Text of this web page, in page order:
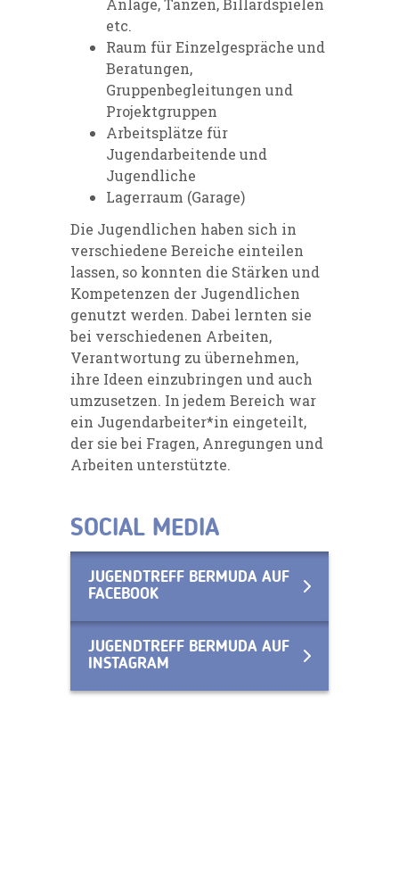
etc.
Raum für Einzelgespräche und
Beratungen,
Gruppenbegleitungen und
Projektgruppen
Arbeitsplätze für
Jugendarbeitende und
Jugendliche
Lagerraum (Garage)
Die Jugendlichen haben sich in
verschiedene Bereiche einteilen
lassen, so konnten die Stärken und
Kompetenzen der Jugendlichen
genutzt werden. Dabei lernten sie
bei verschiedenen Arbeiten,
Verantwortung zu übernehmen,
ihre Ideen einzubringen und auch
umzusetzen. In jedem Bereich war
ein Jugendarbeiter*in eingeteilt,
der sie bei Fragen, Anregungen und
Arbeiten unterstützte.
SOCIAL MEDIA
JUGENDTREFF BERMUDA AUF
FACEBOOK
JUGENDTREFF BERMUDA AUF
INSTAGRAM